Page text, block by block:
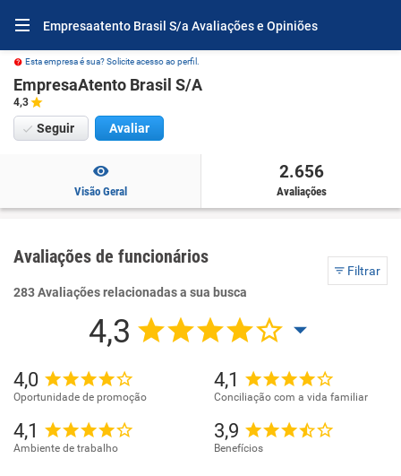
Empresaatento Brasil S/a Avaliações e Opiniões
Esta empresa é sua? Solicite acesso ao perfil.
EmpresaAtento Brasil S/A
4,3
Seguir Avaliar
Visão Geral
2.656
Avaliações
Avaliações de funcionários
Filtrar
283 Avaliações relacionadas a sua busca
4,3
4,0
Oportunidade de promoção
4,1
Conciliação com a vida familiar
4,1
Ambiente de trabalho
3,9
Benefícios